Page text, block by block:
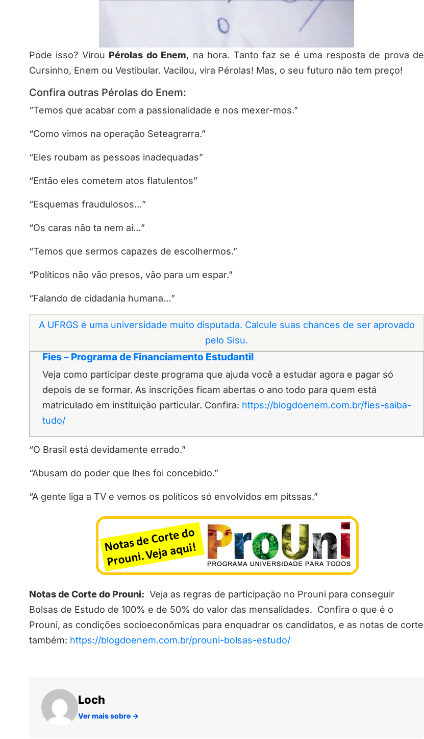
Pode isso? Virou Pérolas do Enem, na hora. Tanto faz se é uma resposta de prova de
Cursinho, Enem ou Vestibular. Vacilou, vira Pérolas! Mas, o seu futuro não tem preço!
Confira outras Pérolas do Enem:
“Temos que acabar com a passionalidade e nos mexer-mos.”
“Como vimos na operação Seteagrarra.”
“Eles roubam as pessoas inadequadas”
“Então eles cometem atos flatulentos”
“Esquemas fraudulosos…”
“Os caras não ta nem ai…”
“Temos que sermos capazes de escolhermos.”
“Políticos não vão presos, vão para um espar.”
“Falando de cidadania humana…”
A UFRGS é uma universidade muito disputada. Calcule suas chances de ser aprovado
pelo Sisu.
Fies – Programa de Financiamento Estudantil
Veja como participar deste programa que ajuda você a estudar agora e pagar só
depois de se formar. As inscrições ficam abertas o ano todo para quem está
matriculado em instituição particular. Confira: https://blogdoenem.com.br/fies-saiba-
tudo/
“O Brasil está devidamente errado.”
“Abusam do poder que lhes foi concebido.”
“A gente liga a TV e vemos os políticos só envolvidos em pitssas.”
Notas de Corte do Prouni: Veja as regras de participação no Prouni para conseguir
Bolsas de Estudo de 100% e de 50% do valor das mensalidades. Confira o que é o
Prouni, as condições socioeconômicas para enquadrar os candidatos, e as notas de corte
também: https://blogdoenem.com.br/prouni-bolsas-estudo/
Loch
Ver mais sobre →